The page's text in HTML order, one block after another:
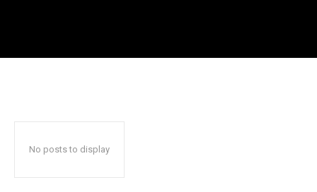
No posts to display